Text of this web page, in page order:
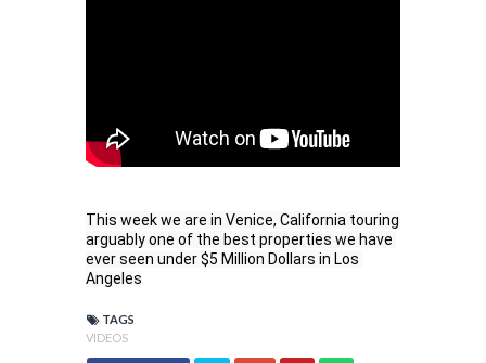
This week we are in Venice, California touring
arguably one of the best properties we have
ever seen under $5 Million Dollars in Los
Angeles
TAGS
VIDEOS